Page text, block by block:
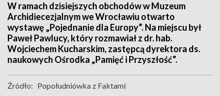
W ramach dzisiejszych obchodów w Muzeum
Archidiecezjalnym we Wrocławiu otwarto
wystawę „Pojednanie dla Europy”. Na miejscu był
Paweł Pawlucy, który rozmawiał z dr. hab.
Wojciechem Kucharskim, zastępcą dyrektora ds.
naukowych Ośrodka „Pamięć i Przyszłość”.
Źródło: Popołudniówka z Faktami